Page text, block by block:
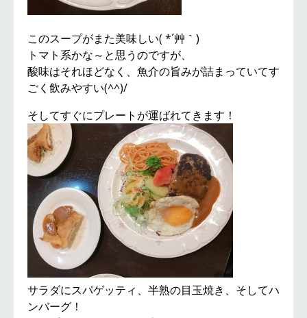
このスープがまた美味しい( *´艸｀)
トマト系かな～と思うのですが、
酸味はそれほどなく、魚介の旨みが詰まっていてす
ごく飲みやすい(^^)/
そしてすぐにプレートが運ばれてきます！
サラダにスパゲッティ、半熟の目玉焼き、そしてハ
ンバーグ！